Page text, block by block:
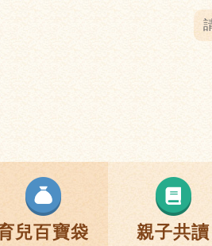
兒百寶袋 親子共讀